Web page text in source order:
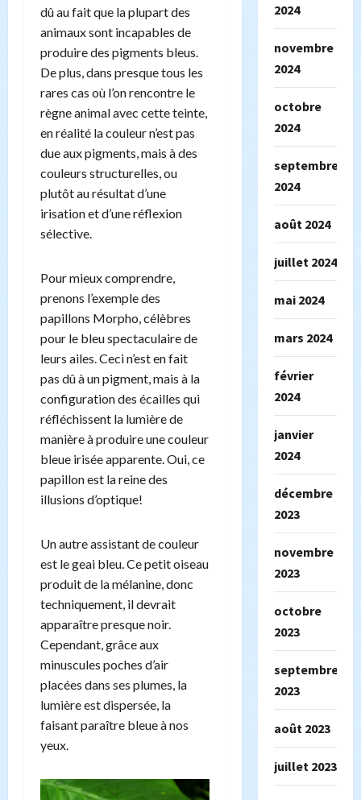
dû au fait que la plupart des
animaux sont incapables de
produire des pigments bleus.
De plus, dans presque tous les
rares cas où l’on rencontre le
règne animal avec cette teinte,
en réalité la couleur n’est pas
due aux pigments, mais à des
couleurs structurelles, ou
plutôt au résultat d’une
irisation et d’une réflexion
sélective.
Pour mieux comprendre,
prenons l’exemple des
papillons Morpho, célèbres
pour le bleu spectaculaire de
leurs ailes. Ceci n’est en fait
pas dû à un pigment, mais à la
configuration des écailles qui
réfléchissent la lumière de
manière à produire une couleur
bleue irisée apparente. Oui, ce
papillon est la reine des
illusions d’optique!
Un autre assistant de couleur
est le geai bleu. Ce petit oiseau
produit de la mélanine, donc
techniquement, il devrait
apparaître presque noir.
Cependant, grâce aux
minuscules poches d’air
placées dans ses plumes, la
lumière est dispersée, la
faisant paraître bleue à nos
yeux.
2024
novembre
2024
octobre
2024
septembre
2024
août 2024
juillet 2024
mai 2024
mars 2024
février
2024
janvier
2024
décembre
2023
novembre
2023
octobre
2023
septembre
2023
août 2023
juillet 2023